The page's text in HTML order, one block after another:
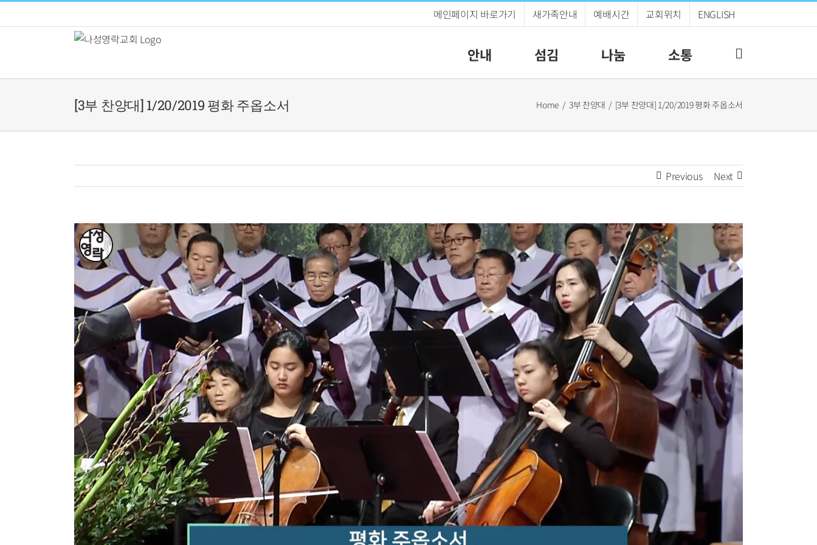
to
메인페이지 바로가기 새가족안내 예배시간 교회위치 ENGLISH
안내 섬김 나눔 소통
[3부 찬양대] 1/20/2019 평화 주옵소서 Home 3부 찬양대 [3부 찬양대] 1/20/2019 평화 주옵소서
Previous Next